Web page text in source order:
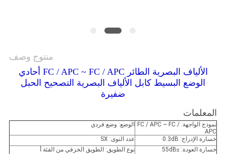
منتوج وصف
الألياف البصرية الطائر FC / APC ~ FC / APC أحادي
الوضع البسيط كابل الألياف البصرية التصحيح الحبل
ضفيرة
المعلمات
نموذج الواجهة: FC / APC ~ FC /
APC
الوضع: وضع فردي
خسارة الإدراج: 0.3dB
عدد النوى: SX
خسارة العودة: ≥55dB
نوع الطويق: الطويق الخزفي من الفئة أ